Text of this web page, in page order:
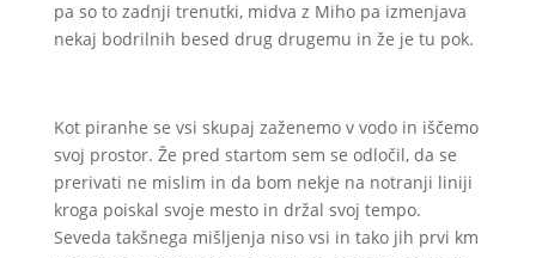
pa so to zadnji trenutki, midva z Miho pa izmenjava
nekaj bodrilnih besed drug drugemu in že je tu pok.
Kot piranhe se vsi skupaj zaženemo v vodo in iščemo
svoj prostor. Že pred startom sem se odločil, da se
prerivati ne mislim in da bom nekje na notranji liniji
kroga poiskal svoje mesto in držal svoj tempo.
Seveda takšnega mišljenja niso vsi in tako jih prvi km